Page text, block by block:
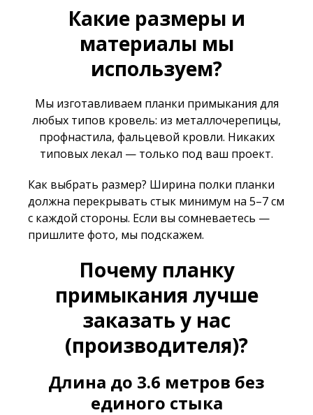
Какие размеры и
материалы мы
используем?
Мы изготавливаем планки примыкания для
любых типов кровель: из металлочерепицы,
профнастила, фальцевой кровли. Никаких
типовых лекал — только под ваш проект.
Как выбрать размер? Ширина полки планки
должна перекрывать стык минимум на 5–7 см
с каждой стороны. Если вы сомневаетесь —
пришлите фото, мы подскажем.
Почему планку
примыкания лучше
заказать у нас
(производителя)?
Длина до 3.6 метров без
единого стыка